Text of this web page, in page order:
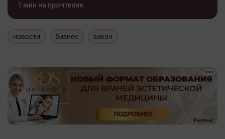
1 мин на прочтение
новости бизнес закон